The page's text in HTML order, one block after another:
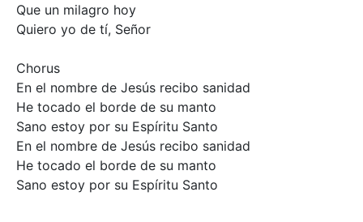
Que un milagro hoy
Quiero yo de tí, Señor
Chorus
En el nombre de Jesús recibo sanidad
He tocado el borde de su manto
Sano estoy por su Espíritu Santo
En el nombre de Jesús recibo sanidad
He tocado el borde de su manto
Sano estoy por su Espíritu Santo